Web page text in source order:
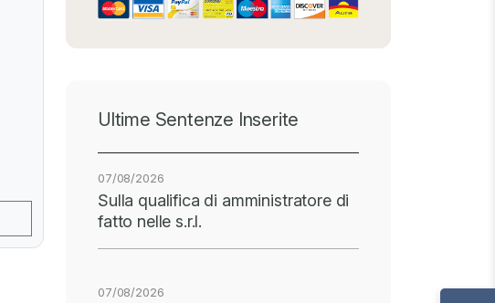
Ultime Sentenze Inserite
07/08/2026
Sulla qualifica di amministratore di
fatto nelle s.r.l.
07/08/2026